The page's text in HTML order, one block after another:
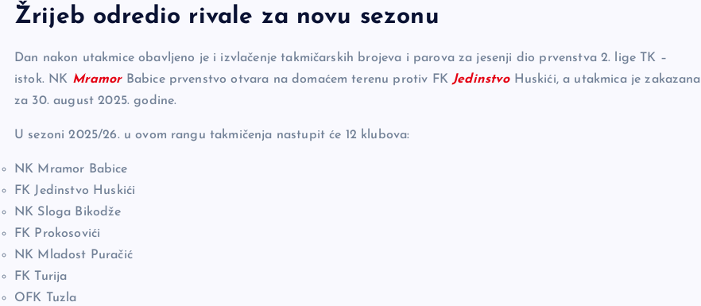
Žrijeb odredio rivale za novu sezonu
Dan nakon utakmice obavljeno je i izvlačenje takmičarskih brojeva i parova za jesenji dio prvenstva 2. lige TK –
istok. NK MramorBabice prvenstvo otvara na domaćem terenu protiv FKJedinstvoHuskići, a utakmica je zakazana
za 30. august 2025. godine.
U sezoni 2025/26. u ovom rangu takmičenja nastupit će 12 klubova:
NK Mramor Babice
FK Jedinstvo Huskići
NK Sloga Bikodže
FK Prokosovići
NK Mladost Puračić
FK Turija
OFK Tuzla